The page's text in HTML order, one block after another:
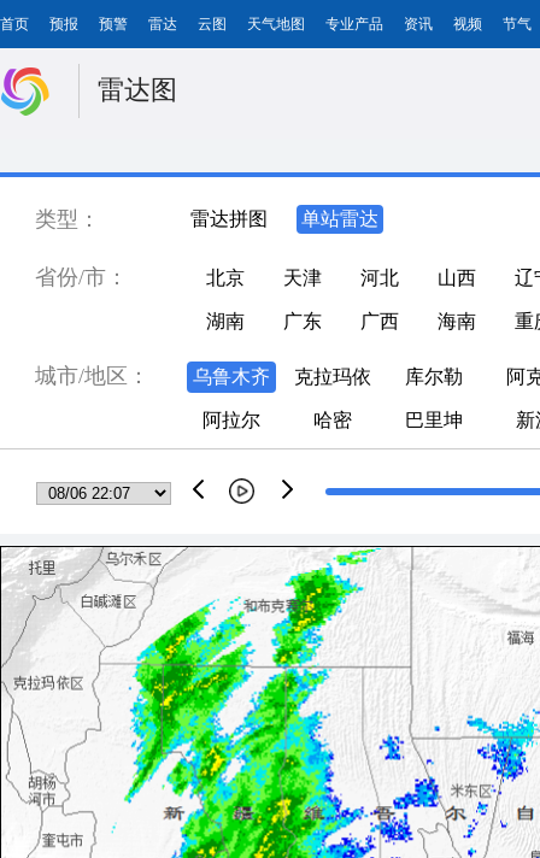
首页 预报 预警 雷达 云图 天气地图 专业产品 资讯 视频 节气
雷达图
类型： 雷达拼图 单站雷达
省份/市： 北京 天津 河北 山西 辽
湖南 广东 广西 海南 重
城市/地区： 乌鲁木齐 克拉玛依 库尔勒 阿
阿拉尔 哈密 巴里坤 新